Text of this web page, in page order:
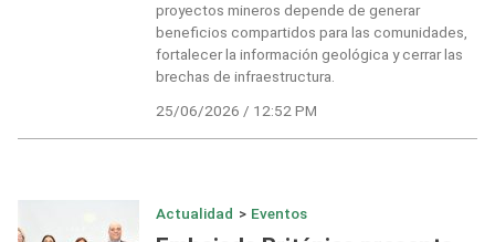
proyectos mineros depende de generar
beneficios compartidos para las comunidades,
fortalecer la información geológica y cerrar las
brechas de infraestructura.
25/06/2026 / 12:52 PM
Actualidad > Eventos